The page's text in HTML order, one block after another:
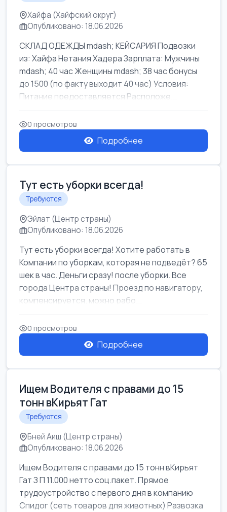
Хайфа (Хайфский округ)
Опубликовано: 18.06.2026
СКЛАД ОДЕЖДЫ mdash; КЕЙСАРИЯ Подвозки
из: Хайфа Нетания Хадера Зарплата: Мужчины
mdash; 40 час Женщины mdash; 38 час бонусы
до 1500 (по факту выходит 40 час) Условия:
Питание предоставляется Расположе...
0 просмотров
Подробнее
Тут есть уборки всегда!
Требуются
Эйлат (Центр страны)
Опубликовано: 18.06.2026
Тут есть уборки всегда! Хотите работать в
Компании по уборкам, которая не подведёт? 65
шек в час. Деньги сразу! после уборки. Все
города Центра страны! Проезд по навигатору,
компенсируется. можно рабо...
0 просмотров
Подробнее
Ищем Водителя с правами до 15
тонн вКирьят Гат
Требуются
Бней Аиш (Центр страны)
Опубликовано: 18.06.2026
Ищем Водителя с правами до 15 тонн вКирьят
Гат З П 11.000 нетто соц.пакет. Прямое
трудоустройство с первого дня в компанию
Спидог (сеть товаров для животных) Развозка